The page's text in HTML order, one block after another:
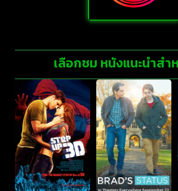
เลือกชม หนังแนะนำส